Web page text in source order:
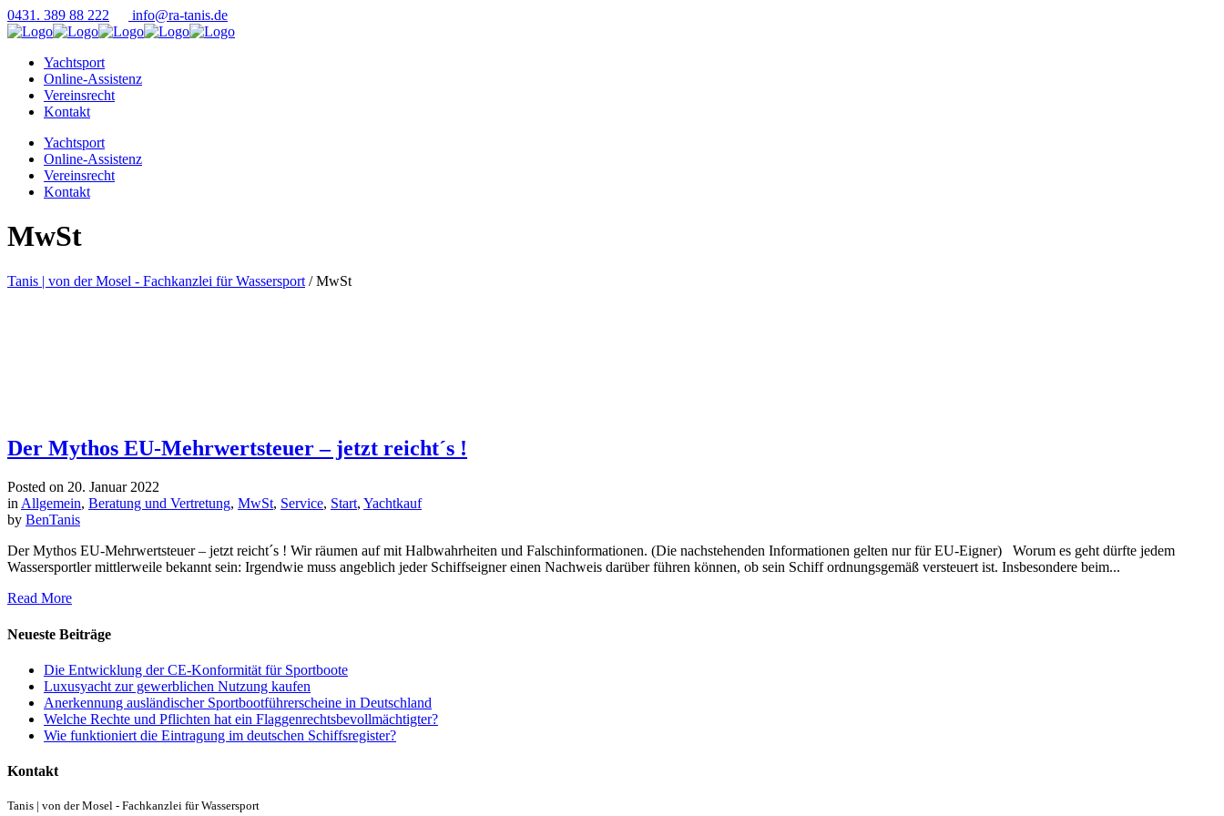
0431. 389 88 222 info@ra-tanis.de
Yachtsport
Online-Assistenz
Vereinsrecht
Kontakt
Yachtsport
Online-Assistenz
Vereinsrecht
Kontakt
MwSt
Tanis | von der Mosel - Fachkanzlei für Wassersport /MwSt
Der Mythos EU-Mehrwertsteuer – jetzt reicht´s !
Posted on 20. Januar 2022
in Allgemein, Beratung und Vertretung, MwSt, Service, Start, Yachtkauf
by BenTanis
Der Mythos EU-Mehrwertsteuer – jetzt reicht´s ! Wir räumen auf mit Halbwahrheiten und Falschinformationen. (Die nachstehenden Informationen gelten nur für EU-Eigner) Worum es geht dürfte jedem
Wassersportler mittlerweile bekannt sein: Irgendwie muss angeblich jeder Schiffseigner einen Nachweis darüber führen können, ob sein Schiff ordnungsgemäß versteuert ist. Insbesondere beim...
Read More
Neueste Beiträge
Die Entwicklung der CE-Konformität für Sportboote
Luxusyacht zur gewerblichen Nutzung kaufen
Anerkennung ausländischer Sportbootführerscheine in Deutschland
Welche Rechte und Pflichten hat ein Flaggenrechtsbevollmächtigter?
Wie funktioniert die Eintragung im deutschen Schiffsregister?
Kontakt
Tanis | von der Mosel - Fachkanzlei für Wassersport